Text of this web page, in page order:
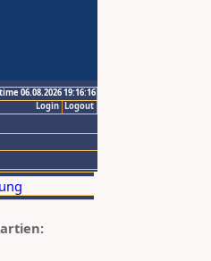
06.08.2026 19:16:16
Logout
Login